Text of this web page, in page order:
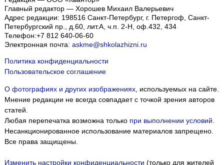
Главный редактор — Хорошев Михаил Валерьевич
Адрес редакции: 198516 Санкт-Петербург, г. Петергоф, Санкт-
Петербургский пр., д.60, лит.А, ч.п. 2-Н, оф.432, 434
Телефон:+7 812 640-06-60
Электронная почта: askme@shkolazhizni.ru
Политика конфиденциальности
Пользовательское соглашение
О фотографиях и других изображениях, используемых на сайте.
Мнение редакции не всегда совпадает с точкой зрения авторов
статей.
Любая перепечатка возможна только при выполнении условий.
Несанкционированное использование материалов запрещено.
Все права защищены.
Изменить настройки конфиденциальности (только для жителей